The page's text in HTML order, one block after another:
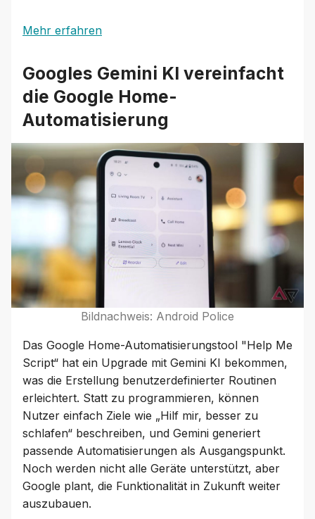
Mehr erfahren
Googles Gemini KI vereinfacht
die Google Home-
Automatisierung
Bildnachweis: Android Police
Das Google Home-Automatisierungstool "Help Me
Script“ hat ein Upgrade mit Gemini KI bekommen,
was die Erstellung benutzerdefinierter Routinen
erleichtert. Statt zu programmieren, können
Nutzer einfach Ziele wie „Hilf mir, besser zu
schlafen“ beschreiben, und Gemini generiert
passende Automatisierungen als Ausgangspunkt.
Noch werden nicht alle Geräte unterstützt, aber
Google plant, die Funktionalität in Zukunft weiter
auszubauen.